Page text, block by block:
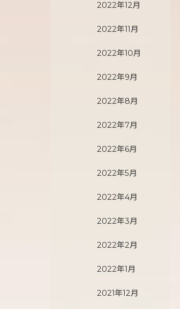
2022年12月
2022年11月
2022年10月
2022年9月
2022年8月
2022年7月
2022年6月
2022年5月
2022年4月
2022年3月
2022年2月
2022年1月
2021年12月